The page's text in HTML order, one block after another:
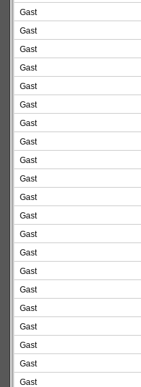
Gast
Gast
Gast
Gast
Gast
Gast
Gast
Gast
Gast
Gast
Gast
Gast
Gast
Gast
Gast
Gast
Gast
Gast
Gast
Gast
Gast